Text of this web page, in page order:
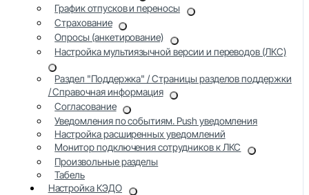
График отпусков и переносы
Страхование
Опросы (анкетирование)
Настройка мультиязычной версии и переводов (ЛКС)
Раздел "Поддержка" / Страницы разделов поддержки
/ Справочная информация
Согласование
Уведомления по событиям. Push уведомления
Настройка расширенных уведомлений
Монитор подключения сотрудников к ЛКС
Произвольные разделы
Табель
Настройка КЭДО